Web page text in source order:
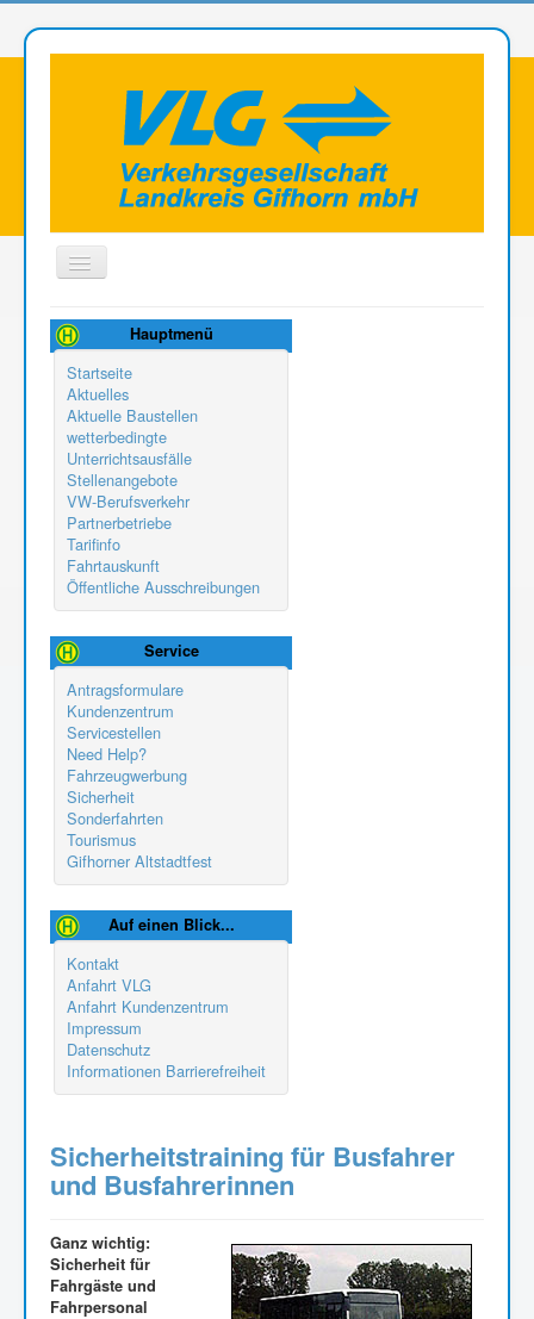
Toggle
Navigation
Aktuelle Seite: Sicherheit
Hauptmenü
Startseite
Aktuelles
Aktuelle Baustellen
wetterbedingte
Unterrichtsausfälle
Stellenangebote
VW-Berufsverkehr
Partnerbetriebe
Tarifinfo
Fahrtauskunft
Öffentliche Ausschreibungen
Service
Antragsformulare
Kundenzentrum
Servicestellen
Need Help?
Fahrzeugwerbung
Sicherheit
Sonderfahrten
Tourismus
Gifhorner Altstadtfest
Auf einen Blick...
Kontakt
Anfahrt VLG
Anfahrt Kundenzentrum
Impressum
Datenschutz
Informationen Barrierefreiheit
Sicherheitstraining für Busfahrer
und Busfahrerinnen
Ganz wichtig:
Sicherheit für
Fahrgäste und
Fahrpersonal